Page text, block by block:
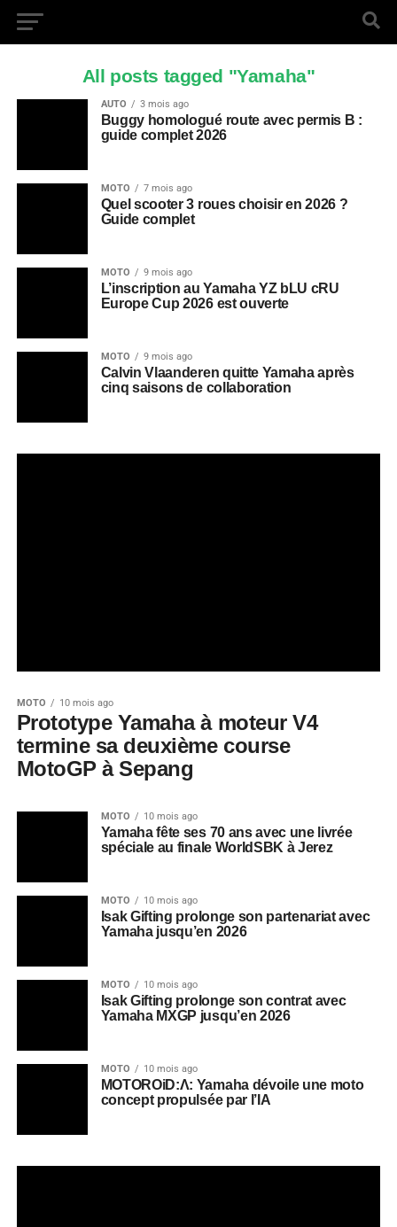
All posts tagged "Yamaha"
AUTO 3 mois ago
Buggy homologué route avec permis B :
guide complet 2026
MOTO 7 mois ago
Quel scooter 3 roues choisir en 2026 ?
Guide complet
MOTO 9 mois ago
L’inscription au Yamaha YZ bLU cRU
Europe Cup 2026 est ouverte
MOTO 9 mois ago
Calvin Vlaanderen quitte Yamaha après
cinq saisons de collaboration
MOTO 10 mois ago
Prototype Yamaha à moteur V4
termine sa deuxième course
MotoGP à Sepang
MOTO 10 mois ago
Yamaha fête ses 70 ans avec une livrée
spéciale au finale WorldSBK à Jerez
MOTO 10 mois ago
Isak Gifting prolonge son partenariat avec
Yamaha jusqu’en 2026
MOTO 10 mois ago
Isak Gifting prolonge son contrat avec
Yamaha MXGP jusqu’en 2026
MOTO 10 mois ago
MOTOROiD:Λ: Yamaha dévoile une moto
concept propulsée par l’IA